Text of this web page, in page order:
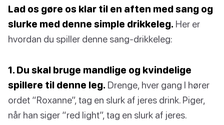
Lad os gøre os klar til en aften med sang og
slurke med denne simple drikkeleg. Her er
hvordan du spiller denne sang-drikkeleg:
1. Du skal bruge mandlige og kvindelige
spillere til denne leg. Drenge, hver gang I hører
ordet “Roxanne”, tag en slurk af jeres drink. Piger,
når han siger “red light”, tag en slurk af jeres.